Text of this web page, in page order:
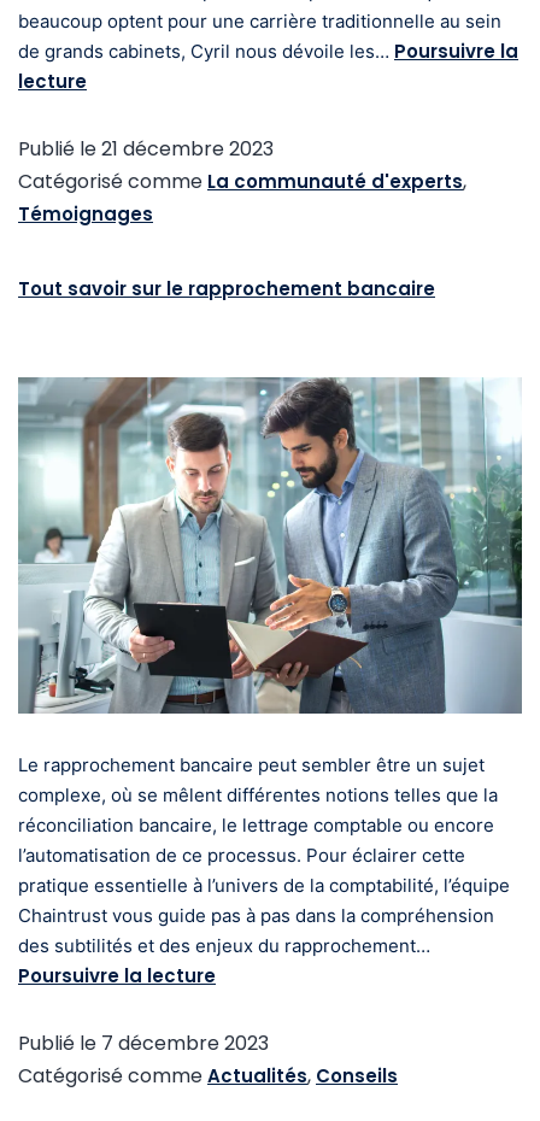
beaucoup optent pour une carrière traditionnelle au sein
de grands cabinets, Cyril nous dévoile les… Poursuivre la
lecture
Publié le21 décembre 2023
Catégorisé comme La communauté d'experts,
Témoignages
Tout savoir sur le rapprochement bancaire
Le rapprochement bancaire peut sembler être un sujet
complexe, où se mêlent différentes notions telles que la
réconciliation bancaire, le lettrage comptable ou encore
l’automatisation de ce processus. Pour éclairer cette
pratique essentielle à l’univers de la comptabilité, l’équipe
Chaintrust vous guide pas à pas dans la compréhension
des subtilités et des enjeux du rapprochement…
Poursuivre la lecture
Publié le 7 décembre 2023
Catégorisé commeActualités, Conseils